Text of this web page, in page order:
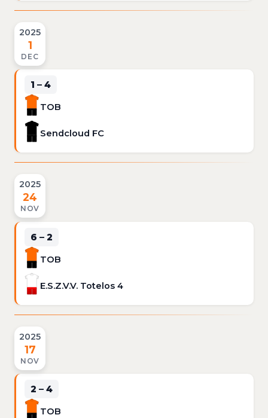
2025
1
DEC
1 – 4
TOB
Sendcloud FC
2025
24
NOV
6 – 2
TOB
E.S.Z.V.V. Totelos 4
2025
17
NOV
2 – 4
TOB